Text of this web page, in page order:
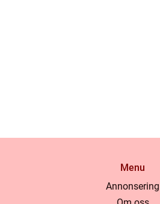
Menu
Annonsering